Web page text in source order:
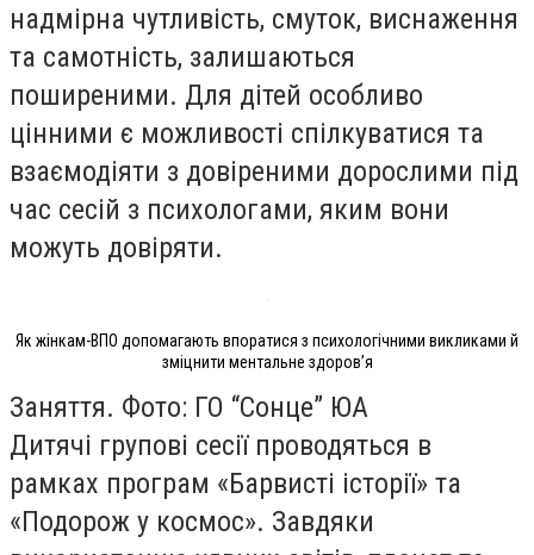
надмірна чутливість, смуток, виснаження
та самотність, залишаються
поширеними. Для дітей особливо
цінними є можливості спілкуватися та
взаємодіяти з довіреними дорослими під
час сесій з психологами, яким вони
можуть довіряти.
Як жінкам-ВПО допомагають впоратися з психологічними викликами й
зміцнити ментальне здоровʼя
Заняття. Фото: ГО “Сонце” ЮА
Дитячі групові сесії проводяться в
рамках програм «Барвисті історії» та
«Подорож у космос». Завдяки